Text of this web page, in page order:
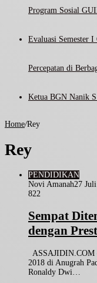
Program Sosial
Evaluasi Semester
Percepatan di
Ketua BGN Nanik
Home/Rey
Rey
PENDIDIKAN
Novi Amanah27
822
Sempat
dengan
ASSAJIDIN.COM
2018 di Anugrah
Ronaldy Dwi…